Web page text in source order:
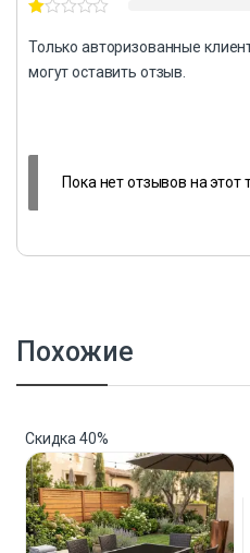
Только авторизованные
могут оставить отзыв.
Пока нет отзывов на этот
Похожие
Скидка40%